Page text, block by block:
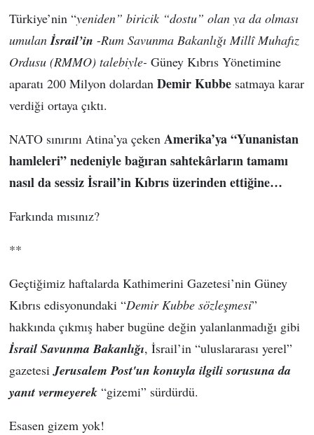
Türkiye’nin “yeniden” biricik “dostu” olan ya da olması
umulanİsrail’in -Rum Savunma Bakanlığı Millî Muhafız
Ordusu (RMMO) talebiyle- Güney Kıbrıs Yönetimine
aparatı 200 Milyon dolardan Demir Kubbesatmaya karar
verdiği ortaya çıktı.
NATO sınırını Atina’ya çeken Amerika’ya “Yunanistan
hamleleri” nedeniyle bağıran sahtekârların tamamı
nasıl da sessiz İsrail’in Kıbrıs üzerinden ettiğine…
Farkında mısınız?
**
Geçtiğimiz haftalarda Kathimerini Gazetesi’nin Güney
Kıbrıs edisyonundaki “Demir Kubbe sözleşmesi”
hakkında çıkmış haber bugüne değin yalanlanmadığı gibi
İsrail Savunma Bakanlığı, İsrail’in “uluslararası yerel”
gazetesiJerusalem Post'un konuyla ilgili sorusuna da
yanıt vermeyerek“gizemi” sürdürdü.
Esasen gizem yok!